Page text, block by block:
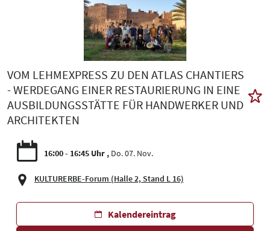
VOM LEHMEXPRESS ZU DEN ATLAS CHANTIERS
- WERDEGANG EINER RESTAURIERUNG IN EINE
AUSBILDUNGSSTÄTTE FÜR HANDWERKER UND
ARCHITEKTEN
16:00 - 16:45 Uhr Do. 07. Nov.
KULTURERBE-Forum (Halle 2, Stand L 16)
Kalendereintrag